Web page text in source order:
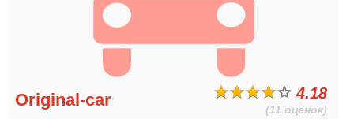
4.18
(11 оценок)
Original-car